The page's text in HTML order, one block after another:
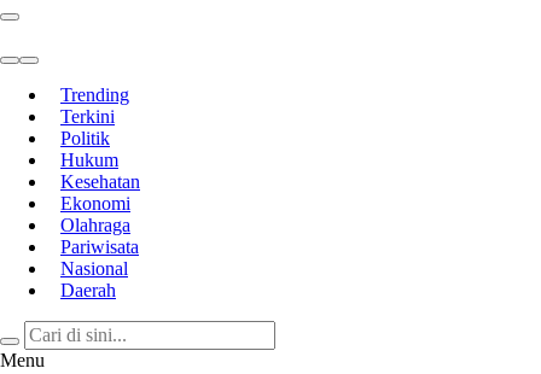
Trending
Terkini
Politik
Hukum
Kesehatan
Ekonomi
Olahraga
Pariwisata
Nasional
Daerah
Menu